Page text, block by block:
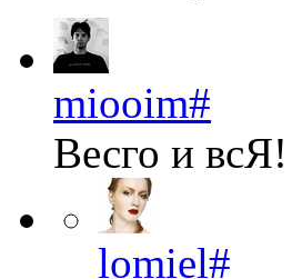
miooim#
Весго и всЯ!
lomiel#